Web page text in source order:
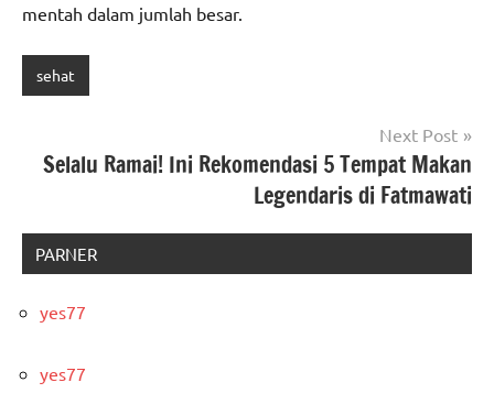
mentah dalam jumlah besar.
sehat
navigation
Next Post
Selalu Ramai! Ini Rekomendasi 5 Tempat Makan
Legendaris di Fatmawati
PARNER
yes77
yes77